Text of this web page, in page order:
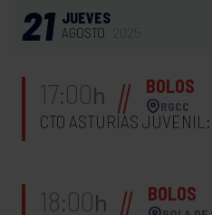
21 JUEVES
AGOSTO
17:00h BOLOS
RGCC
CTO ASTURIAS
18:00h BOLOS